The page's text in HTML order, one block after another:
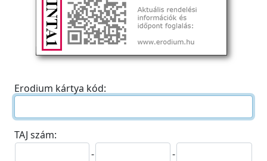
Erodium kártya kód:
TAJ szám:
-
-